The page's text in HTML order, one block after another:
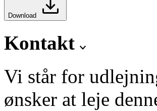
Download
Kontakt
Vi står for
ønsker at leje